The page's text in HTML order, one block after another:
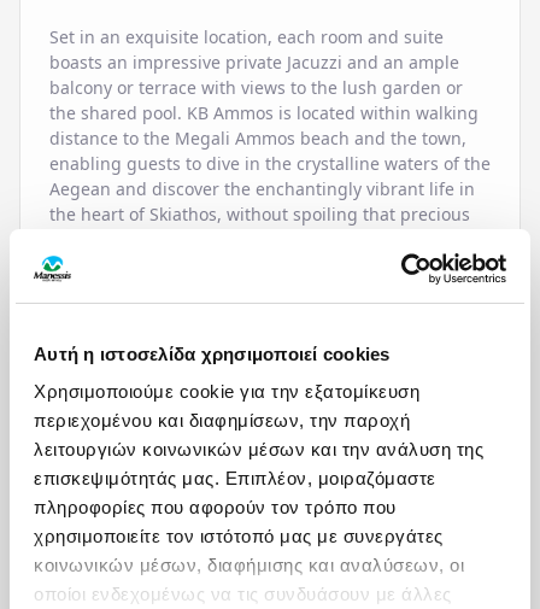
Αυτή η ιστοσελίδα χρησιμοποιεί cookies
Χρησιμοποιούμε cookie για την εξατομίκευση
περιεχομένου και διαφημίσεων, την παροχή
λειτουργιών κοινωνικών μέσων και την ανάλυση της
επισκεψιμότητάς μας. Επιπλέον, μοιραζόμαστε
πληροφορίες που αφορούν τον τρόπο που
χρησιμοποιείτε τον ιστότοπό μας με συνεργάτες
κοινωνικών μέσων, διαφήμισης και αναλύσεων, οι
οποίοι ενδεχομένως να τις συνδυάσουν με άλλες
Set in an exquisite location, each room and suite
boasts an impressive private Jacuzzi and an ample
balcony or terrace with views to the lush garden or
the shared pool. KB Ammos is located within walking
distance to the Megali Ammos beach and the town,
enabling guests to dive in the crystalline waters of the
Aegean and discover the enchantingly vibrant life in
the heart of Skiathos, without spoiling that precious
ΠΑΡΟΧΕΣ
HOTEL SERVICES
Airport / Port Transfer
Service
Bar
Beach Towels
Boat Trips
Car & Motorbike Rental
Concierge
Service
Pool Sunbeds &
Umbrellas
Pool Towels
Restaurant
Safe Deposit Box
Satelite TV
ΧΑΡΤΗΣ
ΦΟΡΜΑ ΕΝΔΙΑΦΕΡΟΝΤΟΣ
Ενδιαφέρομαι για / Interested in*